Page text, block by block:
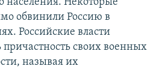
обвинили Россию в
Российские власти
своих военных
называя их